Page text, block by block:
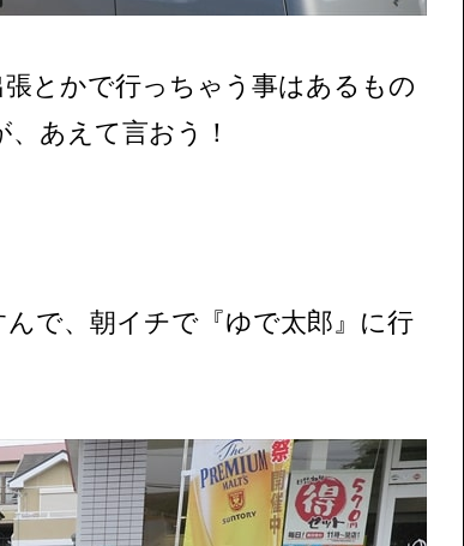
とかで行っちゃう事はあるもの
あえて言おう！
で、朝イチで『ゆで太郎』に行